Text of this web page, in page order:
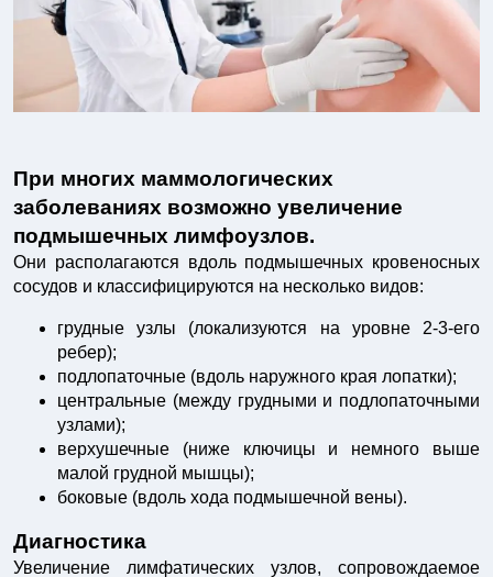
При многих маммологических
заболеваниях возможно увеличение
подмышечных лимфоузлов.
Они располагаются вдоль подмышечных кровеносных
сосудов и классифицируются на несколько видов:
грудные узлы (локализуются на уровне 2-3-его
ребер);
подлопаточные (вдоль на­ружного края лопатки);
центральные (между грудными и подлопаточными
узлами);
верхушечные (ниже ключицы и немного выше
малой грудной мышцы);
боковые (вдоль хода под­мышечной вены).
Диагностика
Увеличение лимфатических узлов, сопровождаемое